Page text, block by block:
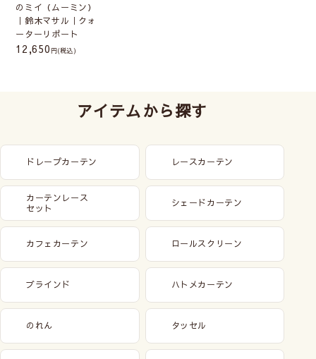
のミイ（ムーミン）
｜鈴木マサル｜クォ
ーターリポート
12,650 (税込)
アイテムから探す
ドレープカーテン レースカーテン
カーテンレース
セット
シェードカーテン
カフェカーテン ロールスクリーン
ブラインド ハトメカーテン
のれん タッセル